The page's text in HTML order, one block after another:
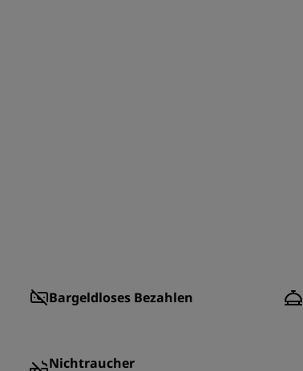
Bargeldloses Bezahlen
Nichtraucher